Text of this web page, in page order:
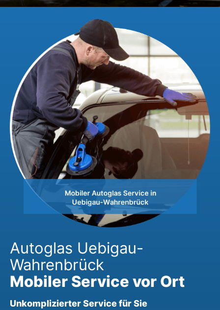
Autoglas Uebigau-
Wahrenbrück
Mobiler Service vor Ort
Unkomplizierter Service für Sie